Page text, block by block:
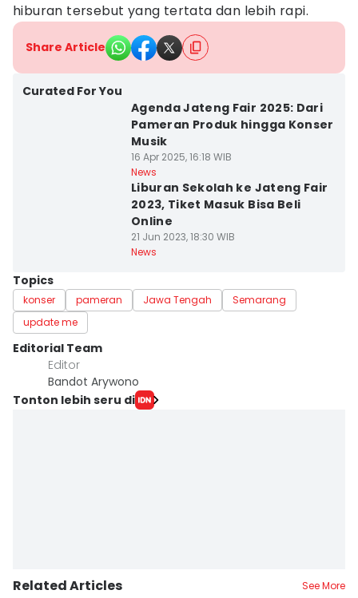
hiburan tersebut yang tertata dan lebih rapi.
Share Article
Curated For You
Agenda Jateng Fair 2025: Dari
Pameran Produk hingga Konser
Musik
16 Apr 2025, 16:18 WIB
News
Liburan Sekolah ke Jateng Fair
2023, Tiket Masuk Bisa Beli
Online
21 Jun 2023, 18:30 WIB
News
Topics
konser pameran Jawa Tengah
Semarang
update me
Editorial Team
Editor
Bandot Arywono
Tonton lebih seru di
Related Articles See More